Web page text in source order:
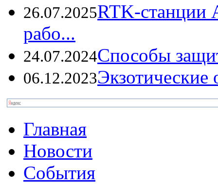
26.07.2025RTK-станции
рабо...
24.07.2024Способы
06.12.2023
Главная
Новости
События